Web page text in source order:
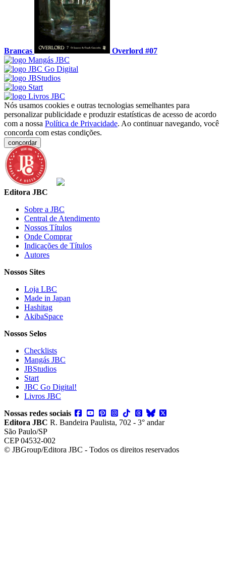
Brancas Overlord #07
Nós usamos cookies e outras tecnologias semelhantes para
personalizar publicidade e produzir estatísticas de acesso de acordo
com a nossa Política de Privacidade. Ao continuar navegando, você
concorda com estas condições.
concordar
Editora JBC
Sobre a JBC
Central de Atendimento
Nossos Títulos
Onde Comprar
Indicações de Títulos
Autores
Nossos Sites
Loja LBC
Made in Japan
Hashitag
AkibaSpace
Nossos Selos
Checklists
Mangás JBC
JBStudios
Start
JBC Go Digital!
Livros JBC
Nossas redes sociais
Editora JBC R. Bandeira Paulista, 702 - 3° andar
São Paulo/SP
CEP 04532-002
© JBGroup/Editora JBC - Todos os direitos reservados